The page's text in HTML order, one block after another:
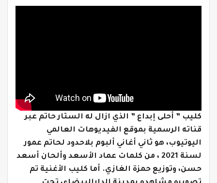
كليب ” أحلى إبداع ” الذي ازال له الستار حاتم عبر
قناته الرسمية بموقع الفيديوهات العالمي
اليوتيوب، هو ثاني أغاني ألبوم بلاحدود لحاتم عمور
لسنة 2021 ، من كلمات عماد الأسعد وألحان أسعد
حسن، وتوزيع حمزة الغازي. أما كليب الأغنية تم